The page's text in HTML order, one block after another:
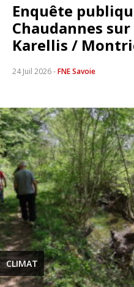
Enquête
Chaudannes
Karellis /
24 Juil 2026-FNE Savoie
CLIMAT